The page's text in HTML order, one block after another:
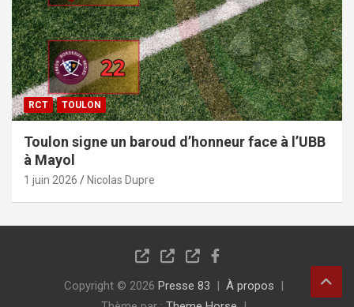
RCT TOULON
Toulon signe un baroud d’honneur face à l’UBB
à Mayol
1 juin 2026 Nicolas Dupre
Copyright © 2026 Presse 83
À propos